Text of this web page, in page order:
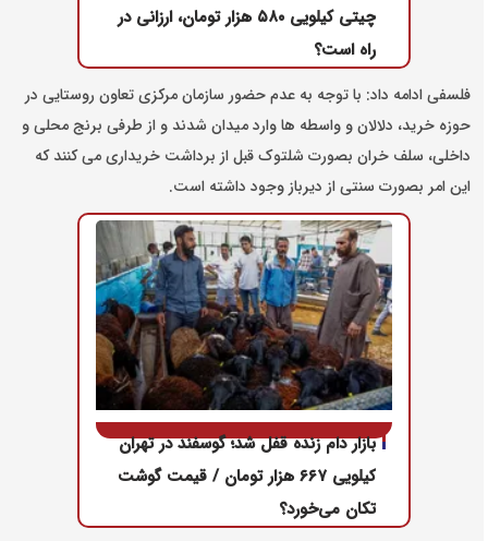
چیتی کیلویی ۵۸۰ هزار تومان، ارزانی در
راه است؟
فلسفی ادامه داد: با توجه به عدم حضور سازمان مرکزی تعاون روستایی در
حوزه خرید، دلالان و واسطه ها وارد میدان شدند و از طرفی برنج محلی و
داخلی، سلف خران بصورت شلتوک قبل از برداشت خریداری می کنند که
این امر بصورت سنتی از دیرباز وجود داشته است.
بازار دام زنده قفل شد؛ گوسفند در تهران
کیلویی ۶۶۷ هزار تومان / قیمت گوشت
تکان می‌خورد؟